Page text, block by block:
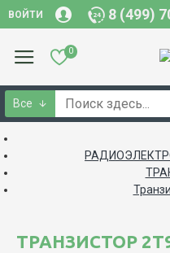
ВОЙТИ 8 (499)
0
Все
ТРАНЗИСТОР